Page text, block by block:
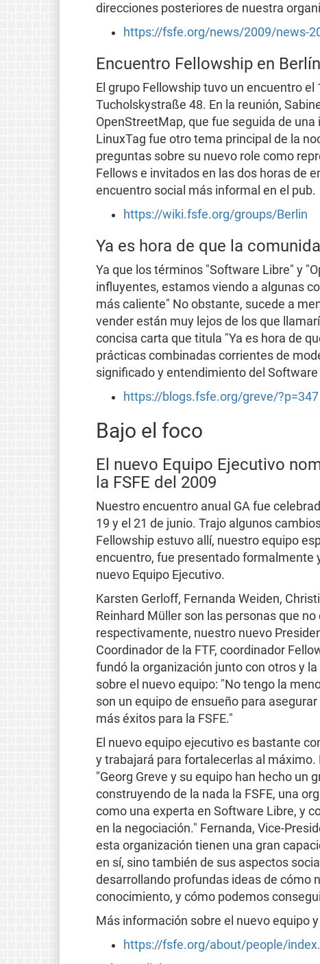
direcciones posteriores de nuestra
https://fsfe.org/news/2009/news-
Encuentro Fellowship en
El grupo Fellowship tuvo un encuentro
Tucholskystraße 48. En la reunión,
OpenStreetMap, que fue seguida de
LinuxTag fue otro tema principal de la
preguntas sobre su nuevo role como
Fellows e invitados en las dos horas de
encuentro social más informal en el pub.
https://wiki.fsfe.org/groups/Berlin
Ya es hora de que la
Ya que los términos "Software Libre" y
influyentes, estamos viendo a algunas
más caliente" No obstante, sucede a
vender están muy lejos de los que
concisa carta que titula "Ya es hora de
prácticas combinadas corrientes de
significado y entendimiento del Software
https://blogs.fsfe.org/greve/?p=347
Bajo el foco
El nuevo Equipo Ejecutivo
la FSFE del 2009
Nuestro encuentro anual GA fue
19 y el 21 de junio. Trajo algunos
Fellowship estuvo allí, nuestro equipo
encuentro, fue presentado formalmente
nuevo Equipo Ejecutivo.
Karsten Gerloff, Fernanda Weiden,
Reinhard Müller son las personas que
respectivamente, nuestro nuevo
Coordinador de la FTF, coordinador
fundó la organización junto con otros y
sobre el nuevo equipo: "No tengo la
son un equipo de ensueño para
más éxitos para la FSFE."
El nuevo equipo ejecutivo es bastante
y trabajará para fortalecerlas al máximo.
"Georg Greve y su equipo han hecho un
construyendo de la nada la FSFE, una
como una experta en Software Libre, y
en la negociación." Fernanda, Vice-
esta organización tienen una gran
en sí, sino también de sus aspectos
desarrollando profundas ideas de cómo
conocimiento, y cómo podemos
Más información sobre el nuevo equipo
https://fsfe.org/about/people/